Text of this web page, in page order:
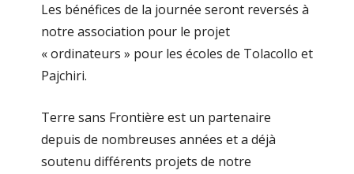
Les bénéfices de la journée seront reversés à
notre association pour le projet
« ordinateurs » pour les écoles de Tolacollo et
Pajchiri.
Terre sans Frontière est un partenaire
depuis de nombreuses années et a déjà
soutenu différents projets de notre